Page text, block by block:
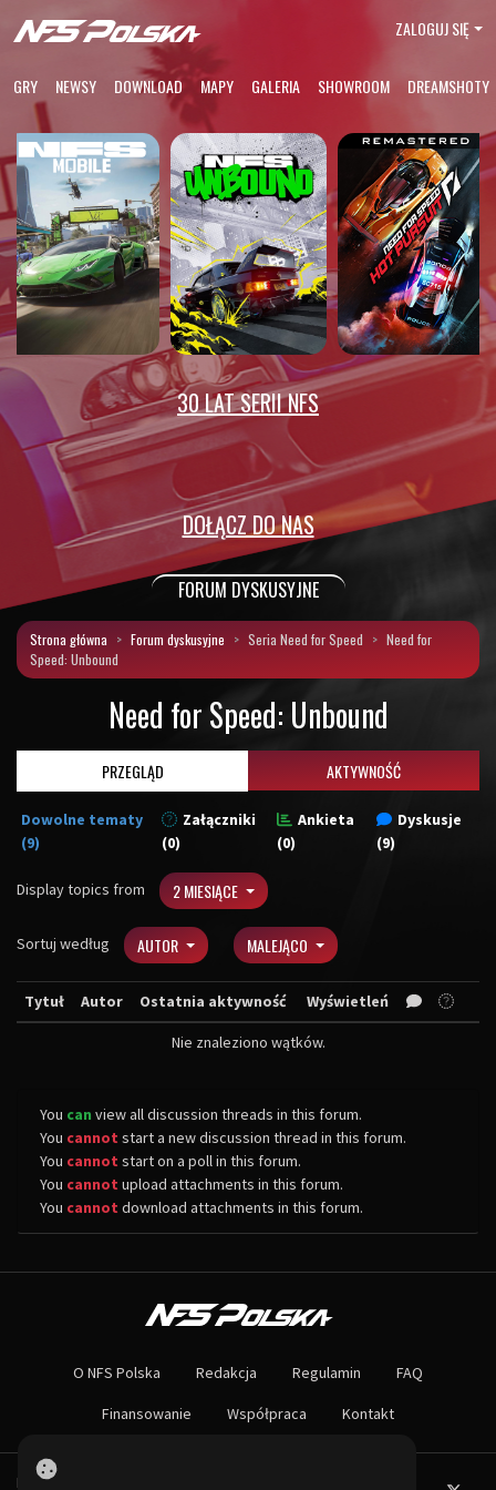
GRY NEWSY DOWNLOAD MAPY GALERIA SHOWROOM DREAMSHOTY
ZALOGUJ SIĘ
30 LAT SERII NFS
DOŁĄCZ DO NAS
FORUM DYSKUSYJNE
Strona główna Forum dyskusyjne Seria Need for Speed
Need for
Speed: Unbound
Need for Speed: Unbound
PRZEGLĄD AKTYWNOŚĆ
Dowolne tematy
(9)
Załączniki
(0)
Ankieta
(0)
Dyskusje
(9)
Display topics from 2 MIESIĄCE
Sortuj według AUTOR MALEJĄCO
Tytuł Autor Ostatnia aktywność Wyświetleń
Nie znaleziono wątków.
You can view all discussion threads in this forum.
You cannot start a new discussion thread in this forum.
You cannot start on a poll in this forum.
You cannot upload attachments in this forum.
You cannot download attachments in this forum.
Największa społeczność Need for Speed w Polsce! Znajdziesz u nas
Nie czekaj dłużej - wstąp do naszej społeczności! Czekamy na ciebie!
O NFS Polska Redakcja Regulamin FAQ
Finansowanie Współpraca Kontakt
Powered by PHP-Fusion.